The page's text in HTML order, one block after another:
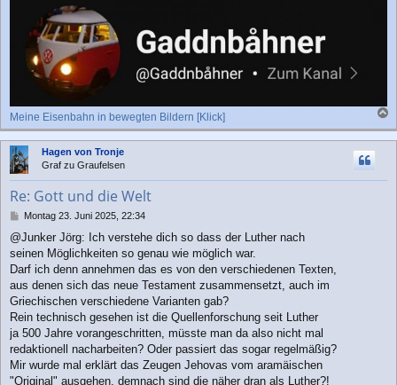
Meine Eisenbahn in bewegten Bildern [Klick]
a
c
Hagen von Tronje
Graf zu Graufelsen
Re: Gott und die Welt
B
i
t
r
a
g
Montag 23. Juni 2025, 22:34
@Junker Jörg: Ich verstehe dich so dass der Luther nach
seinen Möglichkeiten so genau wie möglich war.
Darf ich denn annehmen das es von den verschiedenen Texten,
aus denen sich das neue Testament zusammensetzt, auch im
Griechischen verschiedene Varianten gab?
Rein technisch gesehen ist die Quellenforschung seit Luther
ja 500 Jahre vorangeschritten, müsste man da also nicht mal
redaktionell nacharbeiten? Oder passiert das sogar regelmäßig?
Mir wurde mal erklärt das Zeugen Jehovas vom aramäischen
"Original" ausgehen, demnach sind die näher dran als Luther?!